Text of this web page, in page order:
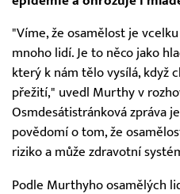
"Víme, že osamělost je
mnoho lidí. Je to něco jako
který k nám tělo vysílá, když
přežití," uvedl Murthy v
Osmdesátistránková zpráva
povědomí o tom, že
riziko a může zdravotní
Podle Murthyho osamělých